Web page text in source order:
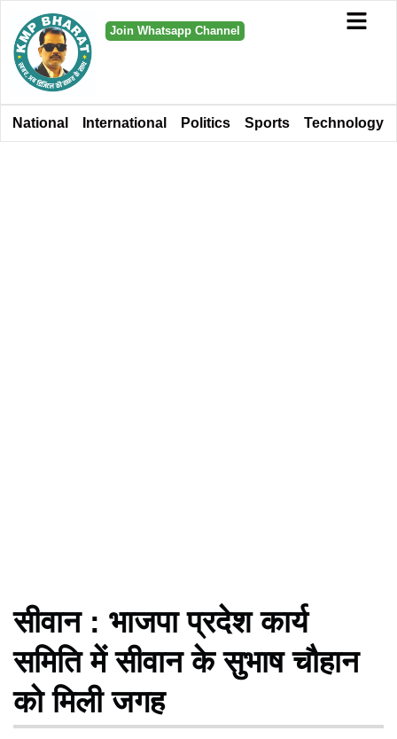
Join Whatsapp Channel
National International Politics Sports Technology
सीवान : भाजपा प्रदेश कार्य
समिति में सीवान के सुभाष चौहान
को मिली जगह